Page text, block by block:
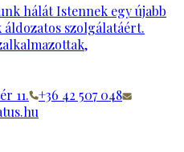
hálát Istennek egy újabb
szolgálatáért.
11.
+36 42 507 048